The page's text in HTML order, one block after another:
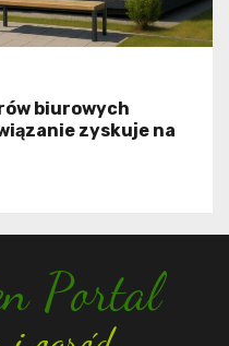
biurowych
zyskuje na